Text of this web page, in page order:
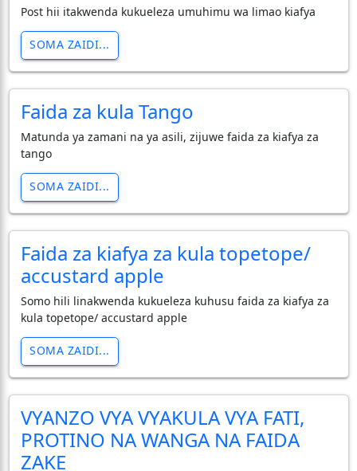
Post hii itakwenda kukueleza umuhimu wa limao kiafya
SOMA ZAIDI...
Faida za kula Tango
Matunda ya zamani na ya asili, zijuwe faida za kiafya za
tango
SOMA ZAIDI...
Faida za kiafya za kula topetope/
accustard apple
Somo hili linakwenda kukueleza kuhusu faida za kiafya za
kula topetope/ accustard apple
SOMA ZAIDI...
VYANZO VYA VYAKULA VYA FATI,
PROTINO NA WANGA NA FAIDA
ZAKE